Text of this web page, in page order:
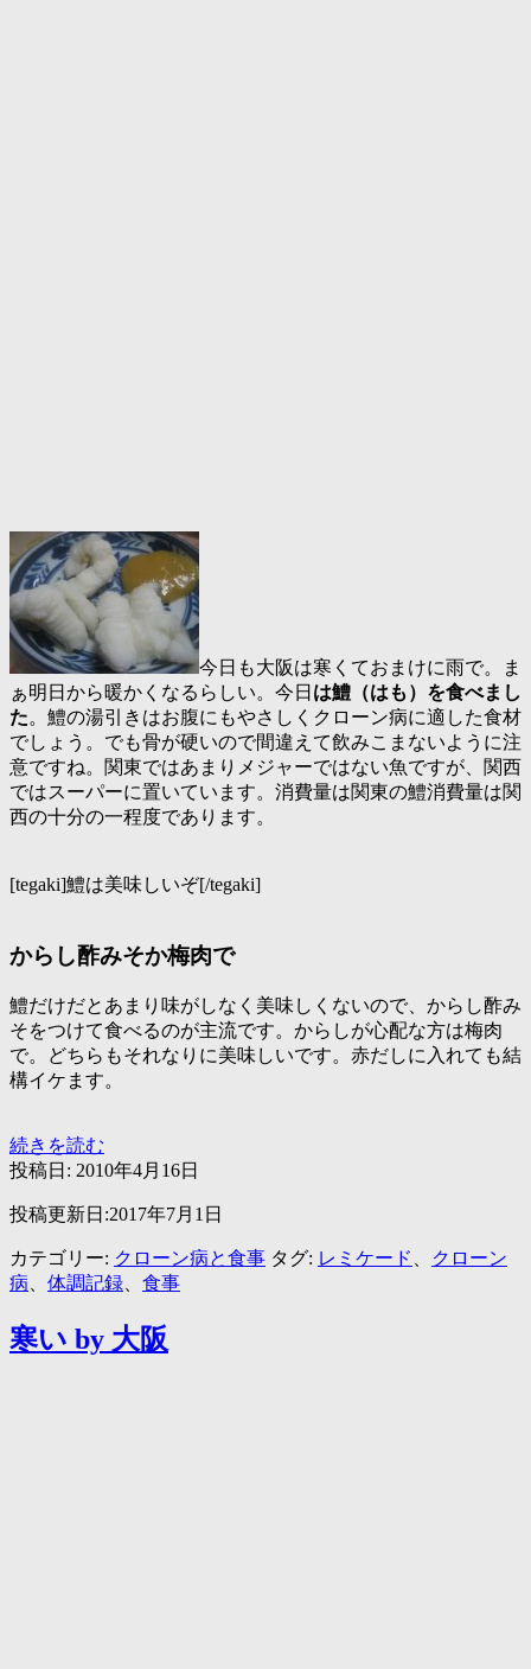
今日も大阪は寒くておまけに雨で。ま
ぁ明日から暖かくなるらしい。今日 は鱧（はも）を食べまし
た。鱧の湯引きはお腹にもやさしくクローン病に適した食材
でしょう。でも骨が硬いので間違えて飲みこまないように注
意ですね。関東ではあまりメジャーではない魚ですが、関西
ではスーパーに置いています。消費量は関東の鱧消費量は関
西の十分の一程度であります。
[tegaki]鱧は美味しいぞ[/tegaki]
からし酢みそか梅肉で
鱧だけだとあまり味がしなく美味しくないので、からし酢み
そをつけて食べるのが主流です。からしが心配な方は梅肉
で。どちらもそれなりに美味しいです。赤だしに入れても結
構イケます。
続きを読む
（は
は
養
も
っ
投稿日: 2010年4月16日
投稿更新日:2017年7月1日
カテゴリー: クローン病と食事 タグ: レミケード
クローン
病
体調記録 食事
寒い by 大阪